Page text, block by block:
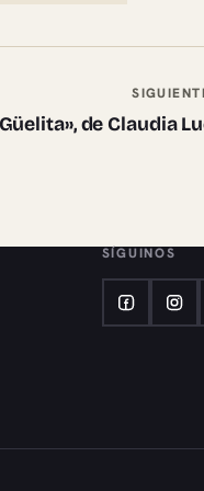
de Claudia
SÍGUINOS